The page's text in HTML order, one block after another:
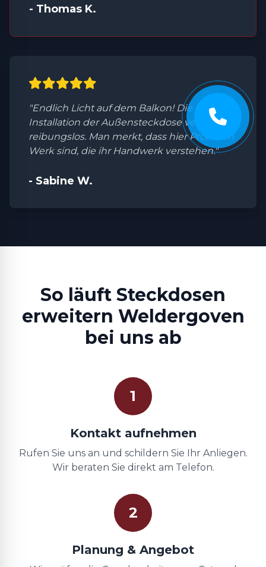
- Thomas K.
"Endlich Licht auf dem Balkon! Die
Installation der Außensteckdose verlief
reibungslos. Man merkt, dass hier Profis am
Werk sind, die ihr Handwerk verstehen."
- Sabine W.
So läuft Steckdosen
erweitern Weldergoven
bei uns ab
1
Kontakt aufnehmen
Rufen Sie uns an und schildern Sie Ihr Anliegen.
Wir beraten Sie direkt am Telefon.
2
Planung & Angebot